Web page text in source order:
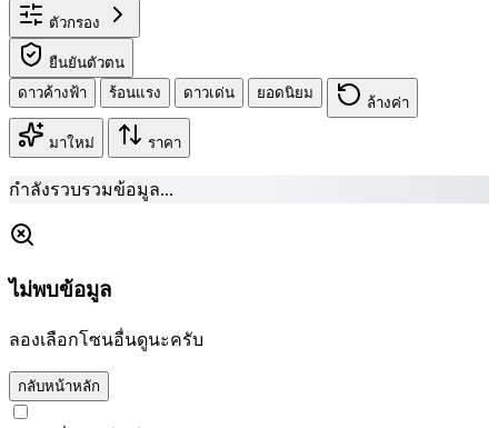
ตัวกรอง
ยืนยันตัวตน
ดาวค้างฟ้า
ร้อนแรง ดาวเด่น ยอดนิยม
ล้างค่า
มาใหม่ ราคา
กำลังรวบรวมข้อมูล...
ไม่พบข้อมูล
ลองเลือกโซนอื่นดูนะครับ
กลับหน้าหลัก